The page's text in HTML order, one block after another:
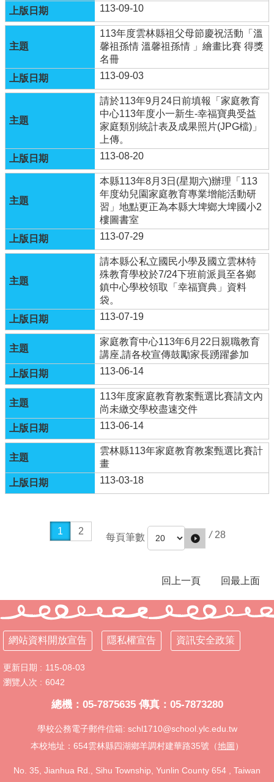
保
署
氣
質
監
測
站
回
首
頁
網
覽
林
縣
育
網
建
國
小
舊
登
網
站
私
權
告
資
訊
安
113-09-10
113年度雲林縣祖父母節慶祝活動「溫
馨祖孫情 溫馨祖孫情 」繪畫比賽 得獎
名冊
113-09-03
請於113年9月24日前填報「家庭教育
中心113年度小一新生-幸福寶典受益
家庭類別統計表及成果照片(JPG檔)」
上傳。
113-08-20
本縣113年8月3日(星期六)辦理「113
年度幼兒園家庭教育專業增能活動研
習」地點更正為本縣大埤鄉大埤國小2
樓圖書室
113-07-29
請本縣公私立國民小學及國立雲林特
殊教育學校於7/24下班前派員至各鄉
鎮中心學校領取「幸福寶典」資料
袋。
113-07-19
家庭教育中心113年6月22日親職教育
講座,請各校宣傳鼓勵家長踴躍參加
113-06-14
113年度家庭教育教案甄選比賽請文內
尚未繳交學校盡速交件
113-06-14
雲林縣113年家庭教育教案甄選比賽計
畫
113-03-18
1 2
每頁筆數 / 28
回上一頁 回最上面
網站資料開放宣告 隱私權宣告 資訊安全政策
更新日期
115-08-03
瀏覽人次
6042
總機：05-7875635 傳真：05-7873280
學校公務電子郵件信箱: schl1710@school.ylc.edu.tw
本校地址：654雲林縣四湖鄉羊調村建華路35號（地圖 ）
No. 35, Jianhua Rd., Sihu Township, Yunlin County 654 , Taiwan